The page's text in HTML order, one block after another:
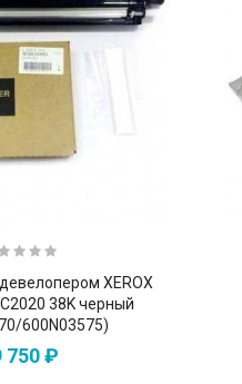
XEROX
38K черный
600N03575)
750 ₽